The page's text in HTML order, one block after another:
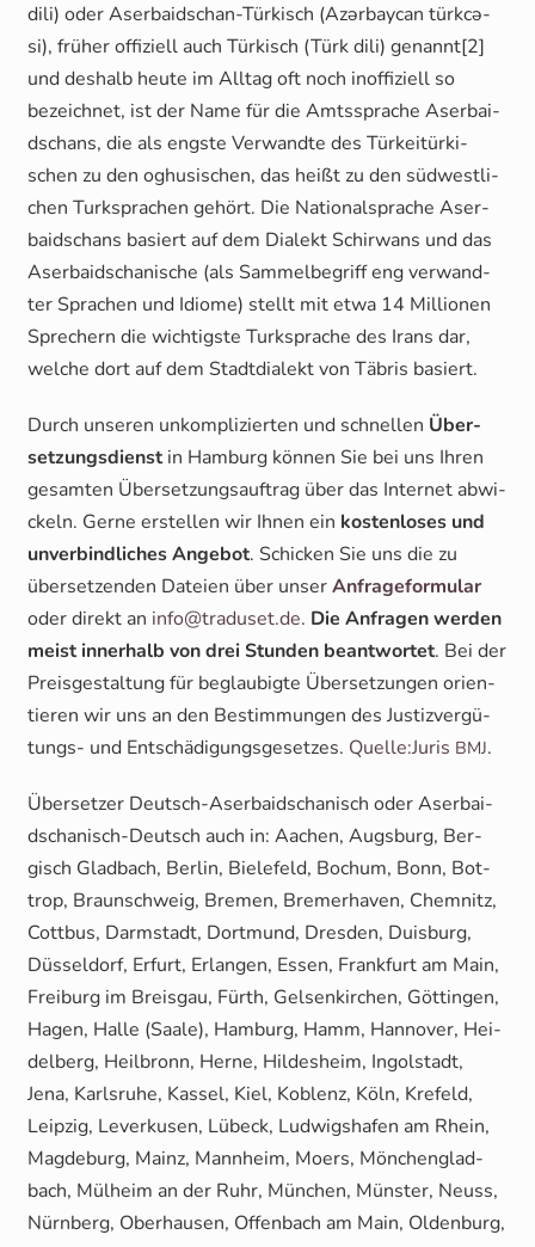
dili) oder Aser­bai­dschan-Tür­kisch (Azər­bay­can türk­cə­
si), frü­her offi­zi­ell auch Tür­kisch (Türk dili) genannt[2]
und des­halb heu­te im All­tag oft noch inof­fi­zi­ell so
bezeich­net, ist der Name für die Amts­spra­che Aser­bai­
dschans, die als engs­te Ver­wand­te des Tür­kei­tür­ki­
schen zu den oghu­si­schen, das heißt zu den süd­west­li­
chen Turk­spra­chen gehört. Die Natio­nal­spra­che Aser­
bai­dschans basiert auf dem Dia­lekt Schir­wans und das
Aser­bai­dscha­ni­sche (als Sam­mel­be­griff eng ver­wand­
ter Spra­chen und Idio­me) stellt mit etwa 14 Mil­lio­nen
Spre­chern die wich­tigs­te Turk­spra­che des Irans dar,
wel­che dort auf dem Stadt­dia­lekt von Täbris basiert.
Durch unse­ren unkom­pli­zier­ten und schnel­len Über­
set­zungs­dienstin Ham­burg kön­nen Sie bei uns Ihren
gesam­ten Über­set­zungs­auf­trag über das Inter­net abwi­
ckeln. Ger­ne erstel­len wir Ihnen ein kos­ten­lo­ses und
unver­bind­li­ches Ange­bot. Schi­cken Sie uns die zu
über­set­zen­den Datei­en über unserAnfra­ge­for­mu­lar
oder direkt an info@traduset.de. Die Anfra­gen wer­den
meist inner­halb von drei Stun­den beant­wor­tet. Bei der
Preis­ge­stal­tung für beglau­big­te Über­set­zun­gen ori­en­
tie­ren wir uns an den Bestim­mun­gen des Jus­tiz­ver­gü­
tungs- und Ent­schä­di­gungs­ge­set­zes. Quelle:Juris BMJ.
Über­set­zer Deutsch-Aser­bai­dscha­nisch oder Aser­bai­
dscha­nisch-Deutsch auch in: Aachen, Augs­burg, Ber­
gisch Glad­bach, Ber­lin, Bie­le­feld, Bochum, Bonn, Bot­
trop, Braun­schweig, Bre­men, Bre­mer­ha­ven, Chem­nitz,
Cott­bus, Darm­stadt, Dort­mund, Dres­den, Duis­burg,
Düs­sel­dorf, Erfurt, Erlan­gen, Essen, Frank­furt am Main,
Frei­burg im Breis­gau, Fürth, Gel­sen­kir­chen, Göt­tin­gen,
Hagen, Hal­le (Saa­le), Ham­burg, Hamm, Han­no­ver, Hei­
del­berg, Heil­bronn, Her­ne, Hil­des­heim, Ingol­stadt,
Jena, Karls­ru­he, Kas­sel, Kiel, Koblenz, Köln, Kre­feld,
Leip­zig, Lever­ku­sen, Lübeck, Lud­wigs­ha­fen am Rhein,
Mag­de­burg, Mainz, Mann­heim, Moers, Mön­chen­glad­
bach, Mül­heim an der Ruhr, Mün­chen, Müns­ter, Neuss,
Nürn­berg, Ober­hau­sen, Offen­bach am Main, Olden­burg,